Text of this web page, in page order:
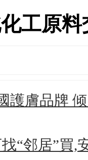
工原
護膚品牌
“邻居”買,